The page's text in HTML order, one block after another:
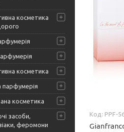
косметика
косметика
парфумерія
косметика
засоби,
феромони
PPF-